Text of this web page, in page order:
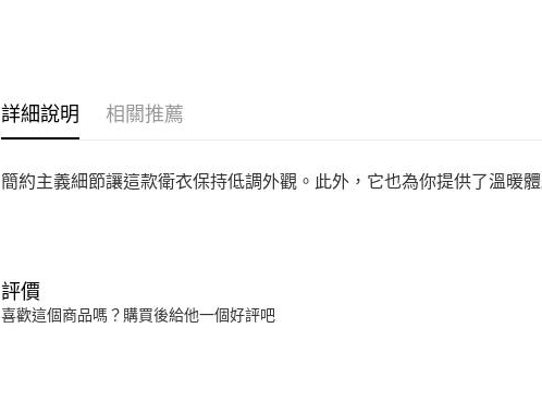
詳細說明 相關推薦
簡約主義細節讓這款衛衣保持低調外觀。此外，它也為你提供了溫暖
評價
喜歡這個商品嗎？購買後給他一個好評吧